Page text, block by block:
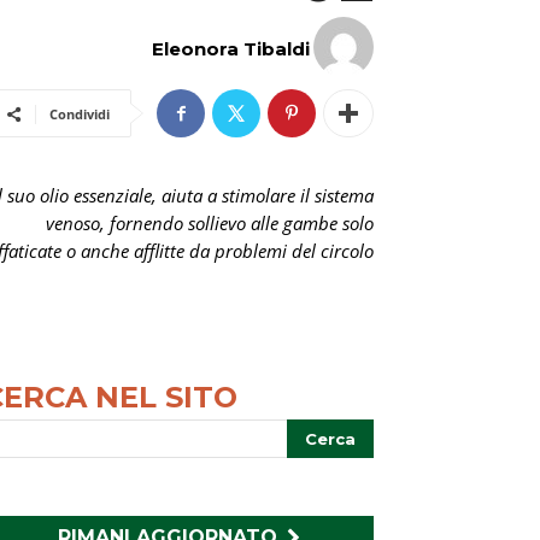
Eleonora Tibaldi
Condividi
suo olio essenziale, aiuta a stimolare il sistema
venoso, fornendo sollievo alle gambe solo
o anche afflitte da problemi del circolo
NEL SITO